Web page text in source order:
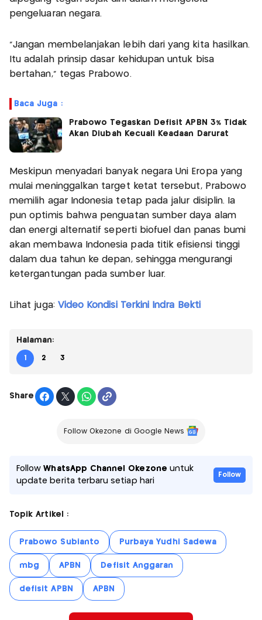
pengeluaran negara.
“Jangan membelanjakan lebih dari yang kita hasilkan.
Itu adalah prinsip dasar kehidupan untuk bisa
bertahan,” tegas Prabowo.
Baca Juga :
Prabowo Tegaskan Defisit APBN 3% Tidak
Akan Diubah Kecuali Keadaan Darurat
Meskipun menyadari banyak negara Uni Eropa yang
mulai meninggalkan target ketat tersebut, Prabowo
memilih agar Indonesia tetap pada jalur disiplin. Ia
pun optimis bahwa penguatan sumber daya alam
dan energi alternatif seperti biofuel dan panas bumi
akan membawa Indonesia pada titik efisiensi tinggi
dalam dua tahun ke depan, sehingga mengurangi
ketergantungan pada sumber luar.
Lihat juga: Video Kondisi Terkini Indra Bekti
Halaman:
1 2 3
Share
Follow Okezone di Google News
FollowWhatsApp Channel Okezone untuk
update berita terbaru setiap hari
Follow
Topik Artikel :
Prabowo Subianto Purbaya Yudhi Sadewa
mbg APBN Defisit Anggaran
defisit APBN APBN